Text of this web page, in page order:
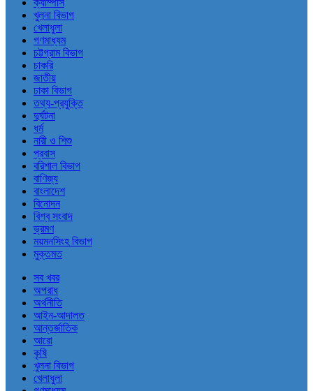
ক্যাম্পাস
খুলনা বিভাগ
খেলাধুলা
গণমাধ্যম
চট্টগ্রাম বিভাগ
চাকরি
জাতীয়
ঢাকা বিভাগ
তথ্য-প্রযুক্তি
দুর্ঘটনা
ধর্ম
নারী ও শিশু
প্রবাস
বরিশাল বিভাগ
বাণিজ্য
বাংলাদেশ
বিনোদন
বিশ্ব সংবাদ
ভ্রমণ
ময়মনসিংহ বিভাগ
মুক্তমত
সব খবর
অপরাধ
অর্থনীতি
আইন-আদালত
আন্তর্জাতিক
আরো
কৃষি
খুলনা বিভাগ
খেলাধুলা